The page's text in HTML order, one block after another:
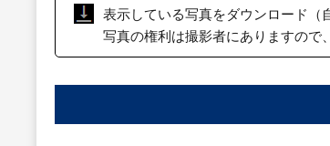
表示している写真をダウンロード（
写真の権利は撮影者にありますので